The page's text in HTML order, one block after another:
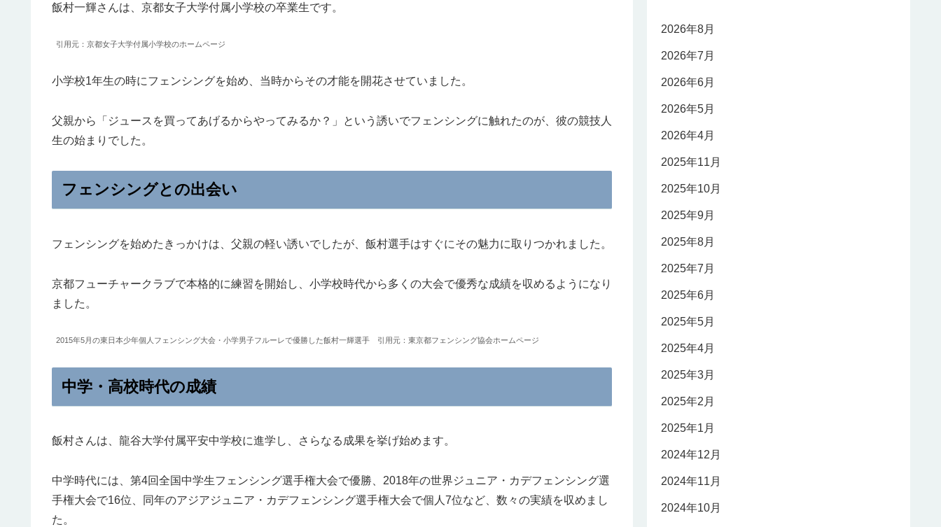
飯村一輝さんは、京都女子大学付属小学校の卒業生です。
引用元：京都女子大学付属小学校のホームページ
小学校1年生の時にフェンシングを始め、当時からその才能を開花させていました。
父親から「ジュースを買ってあげるからやってみるか？」という誘いでフェンシングに触れたのが、彼の競技人
生の始まりでした。
フェンシングとの出会い
フェンシングを始めたきっかけは、父親の軽い誘いでしたが、飯村選手はすぐにその魅力に取りつかれました。
京都フューチャークラブで本格的に練習を開始し、小学校時代から多くの大会で優秀な成績を収めるようになり
ました。
2015年5月の東日本少年個人フェンシング大会・小学男子フルーレで優勝した飯村一輝選手 引用元：東京都フェンシング協会ホームページ
中学・高校時代の成績
飯村さんは、龍谷大学付属平安中学校に進学し、さらなる成果を挙げ始めます。
中学時代には、第4回全国中学生フェンシング選手権大会で優勝、2018年の世界ジュニア・カデフェンシング選
手権大会で16位、同年のアジアジュニア・カデフェンシング選手権大会で個人7位など、数々の実績を収めまし
た。
2026年8月
2026年7月
2026年6月
2026年5月
2026年4月
2025年11月
2025年10月
2025年9月
2025年8月
2025年7月
2025年6月
2025年5月
2025年4月
2025年3月
2025年2月
2025年1月
2024年12月
2024年11月
2024年10月